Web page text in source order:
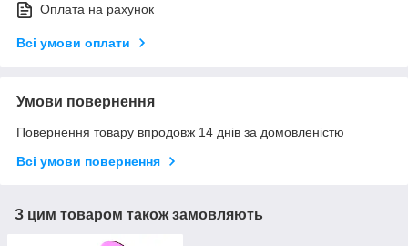
Оплата на рахунок
Всі умови оплати
Умови повернення
Повернення товару впродовж 14 днів за домовленістю
Всі умови повернення
З цим товаром також замовляють